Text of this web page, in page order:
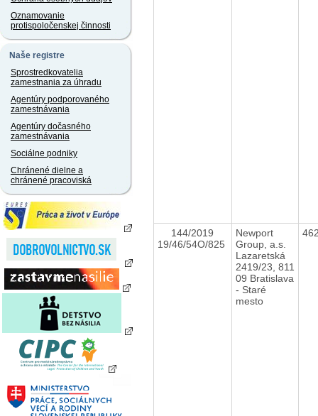
Oznamovanie
protispoločenskej činnosti
Naše registre
Sprostredkovatelia
zamestnania za úhradu
Agentúry podporovaného
zamestnávania
Agentúry dočasného
zamestnávania
Sociálne podniky
Chránené dielne a
chránené pracoviská
144/2019
19/46/54O/825
Newport
Group, a.s.
Lazaretská
2419/23, 811
09 Bratislava
- Staré
mesto